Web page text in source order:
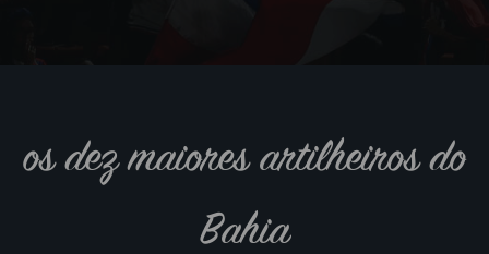
os dez maiores artilheiros do
Bahia